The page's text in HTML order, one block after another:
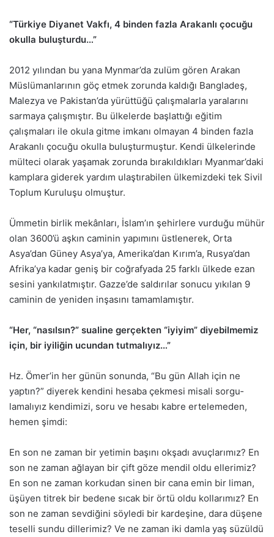
“Türkiye Diyanet Vakfı, 4 binden fazla Arakanlı çocuğu
okulla buluşturdu…”
2012 yılından bu yana Mynmar’da zulüm gören Arakan
Müslümanlarının göç etmek zorunda kaldığı Bangladeş,
Malezya ve Pakistan’da yürüttüğü çalışmalarla yaralarını
sarmaya çalışmıştır. Bu ülkelerde başlattığı eğitim
çalışmaları ile okula gitme imkanı olmayan 4 binden fazla
Arakanlı çocuğu okulla buluşturmuştur. Kendi ülkelerinde
mülteci olarak yaşamak zorunda bırakıldıkları Myanmar’daki
kamplara giderek yardım ulaştırabilen ülkemizdeki tek Sivil
Toplum Kuruluşu olmuştur.
Ümmetin birlik mekânları, İslam’ın şehirlere vurduğu mühür
olan 3600’ü aşkın caminin yapımını üstlenerek, Orta
Asya’dan Güney Asya’ya, Amerika’dan Kırım’a, Rusya’dan
Afrika’ya kadar geniş bir coğrafyada 25 farklı ülkede ezan
sesini yankılatmıştır. Gazze’de saldırılar sonucu yıkılan 9
caminin de yeniden inşasını tamamlamıştır.
“Her, “nasılsın?” sualine gerçekten “iyiyim” diyebilmemiz
için, bir iyiliğin ucundan tutmalıyız…”
Hz. Ömer’in her günün sonunda, “Bu gün Allah için ne
yaptın?” diyerek kendini hesaba çekmesi misali sorgu­
lamalıyız kendimizi, soru ve hesabı kabre ertelemeden,
hemen şimdi:
En son ne zaman bir yetimin başını okşadı avuçlarımız? En
son ne zaman ağlayan bir çift göze mendil oldu elle­rimiz?
En son ne zaman korkudan sinen bir cana emin bir li­man,
üşüyen titrek bir bedene sıcak bir örtü oldu kolla­rımız? En
son ne zaman sevdiğini söyledi bir kardeşine, dara düşene
teselli sundu dillerimiz? Ve ne zaman iki damla yaş süzüldü